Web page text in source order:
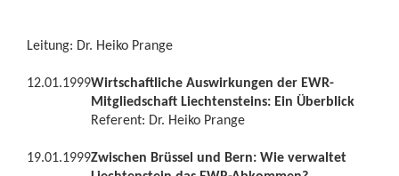
Leitung: Dr. Heiko Prange
12.01.1999Wirtschaftliche Auswirkungen der EWR-
Mitgliedschaft Liechtensteins: Ein Überblick
Referent: Dr. Heiko Prange
19.01.1999Zwischen Brüssel und Bern: Wie verwaltet